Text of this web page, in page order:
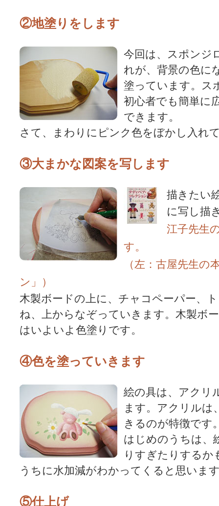
②地塗りをします
今回は、スポンジ
れが、背景の色に
塗っています。ス
初心者でも簡単に
できます。
さて、まわりにピンク色をぼかし入れ
③大まかな図案を写します
描きたい
に写し描
江子先生
す。
（左：古屋先生
ン」）
木製ボードの上に、チャコペーパー、
ね、上からなぞっていきます。木製ボ
はいよいよ色塗りです。
④色を塗っていきます
絵の具は、アクリ
ます。アクリルは
きるのが特徴です
はじめのうちは、
りすぎたりするか
うちに水加減がわかってくると思いま
⑤仕上げ